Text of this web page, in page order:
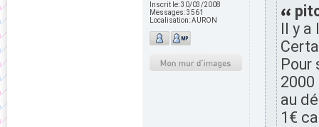
Inscrit le:30/03/2008
Messages:3561
Localisation:AURON
Il y a
Pour
2000
au
1€